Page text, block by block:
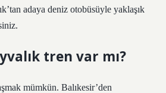
adaya deniz otobüsüyle yaklaşık
tren var mı?
mümkün. Balıkesir’den